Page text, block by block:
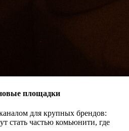
площадки
для крупных брендов:
стать частью комьюнити, где